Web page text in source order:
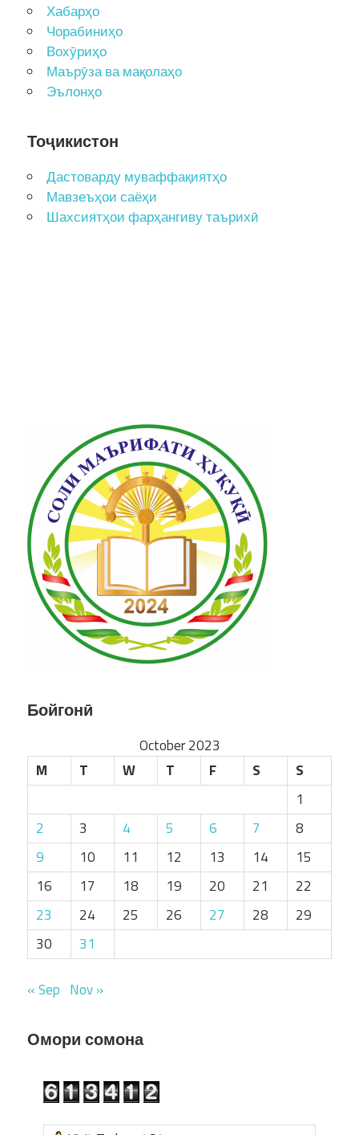
Хабарҳо
Чорабиниҳо
Вохӯриҳо
Маърӯза ва мақолаҳо
Эълонҳо
Тоҷикистон
Дастоварду муваффақиятҳо
Мавзеъҳои саёҳи
Шахсиятҳои фарҳангиву таърихӣ
Бойгонӣ
October 2023
M
T W T F S
S
1
2
3 4 5 6 7
8
9
10 11 12 13 14
15
16
17 18 19 20 21
22
23
24 25 26 27 28
29
30
31
« Sep Nov »
Омори сомона